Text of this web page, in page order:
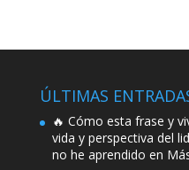
ÚLTIMAS
🔥 Cómo esta frase y
vida y perspectiva del
no he aprendido en